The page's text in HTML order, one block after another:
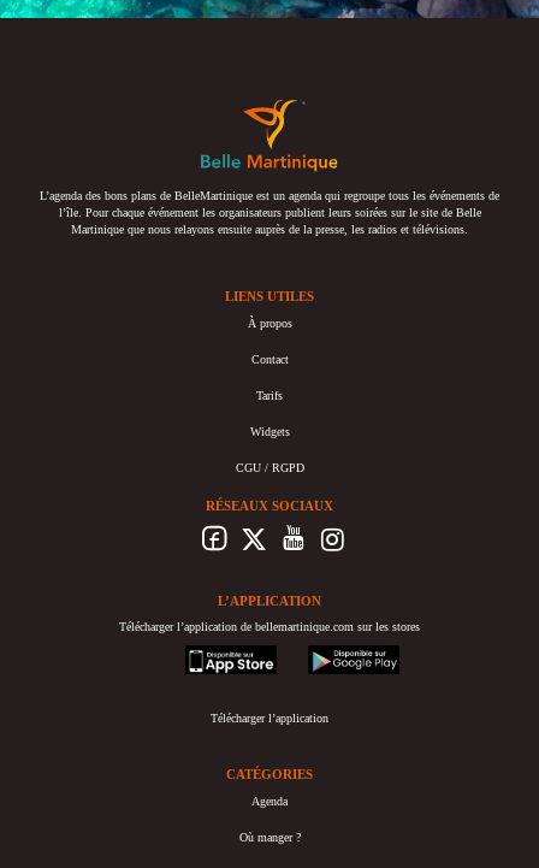
L’agenda des bons plans de BelleMartinique est un agenda qui regroupe tous les événements de
l’île. Pour chaque événement les organisateurs publient leurs soirées sur le site de Belle
Martinique que nous relayons ensuite auprès de la presse, les radios et télévisions.
LIENS UTILES
À propos
Contact
Tarifs
Widgets
CGU / RGPD
RÉSEAUX SOCIAUX
L’APPLICATION
Télécharger l’application de bellemartinique.com sur les stores
appstore
googleplay
Télécharger l’application
CATÉGORIES
Agenda
Où manger ?